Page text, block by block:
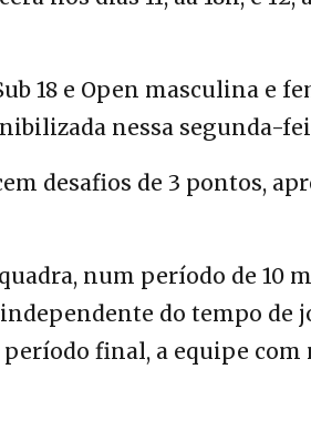
18 e Open masculina e
nessa segunda-
desafios de 3 pontos,
num período de 10
do tempo de
final, a equipe